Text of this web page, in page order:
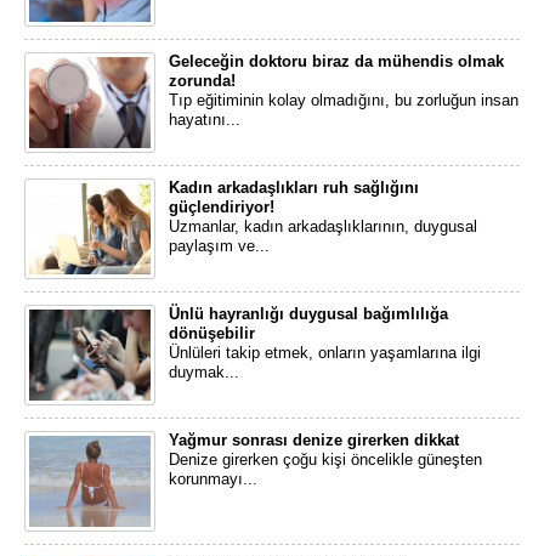
Geleceğin doktoru biraz da mühendis olmak
zorunda!
​Tıp eğitiminin kolay olmadığını, bu zorluğun insan
hayatını...
Kadın arkadaşlıkları ruh sağlığını
güçlendiriyor!
​Uzmanlar, kadın arkadaşlıklarının, duygusal
paylaşım ve...
Ünlü hayranlığı duygusal bağımlılığa
dönüşebilir
​Ünlüleri takip etmek, onların yaşamlarına ilgi
duymak...
Yağmur sonrası denize girerken dikkat
Denize girerken çoğu kişi öncelikle güneşten
korunmayı...